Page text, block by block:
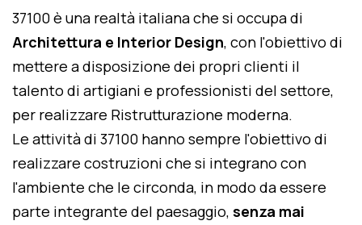
37100 è una realtà italiana che si occupa di
Architettura e Interior Design, con l'obiettivo di
mettere a disposizione dei propri clienti il
talento di artigiani e professionisti del settore,
per realizzare Ristrutturazione moderna.
Le attività di 37100 hanno sempre l'obiettivo di
realizzare costruzioni che si integrano con
l'ambiente che le circonda, in modo da essere
parte integrante del paesaggio, senza mai